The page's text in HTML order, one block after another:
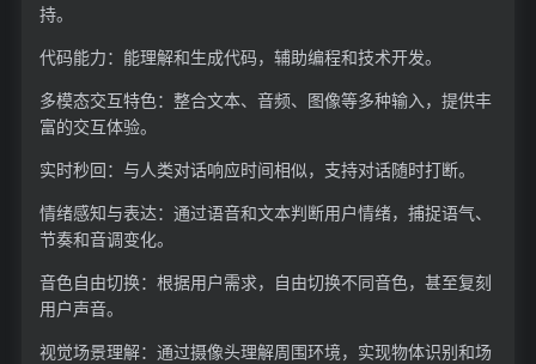
持。
代码能力：能理解和生成代码，辅助编程和技术开发。
多模态交互特色：整合文本、音频、图像等多种输入，提供丰
富的交互体验。
实时秒回：与人类对话响应时间相似，支持对话随时打断。
情绪感知与表达：通过语音和文本判断用户情绪，捕捉语气、
节奏和音调变化。
音色自由切换：根据用户需求，自由切换不同音色，甚至复刻
用户声音。
视觉场景理解：通过摄像头理解周围环境，实现物体识别和场